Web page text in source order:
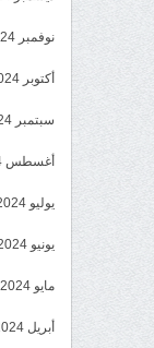
نوفمبر 2024
أكتوبر 2024
سبتمبر 2024
أغسطس 2024
يوليو 2024
يونيو 2024
مايو 2024
أبريل 2024